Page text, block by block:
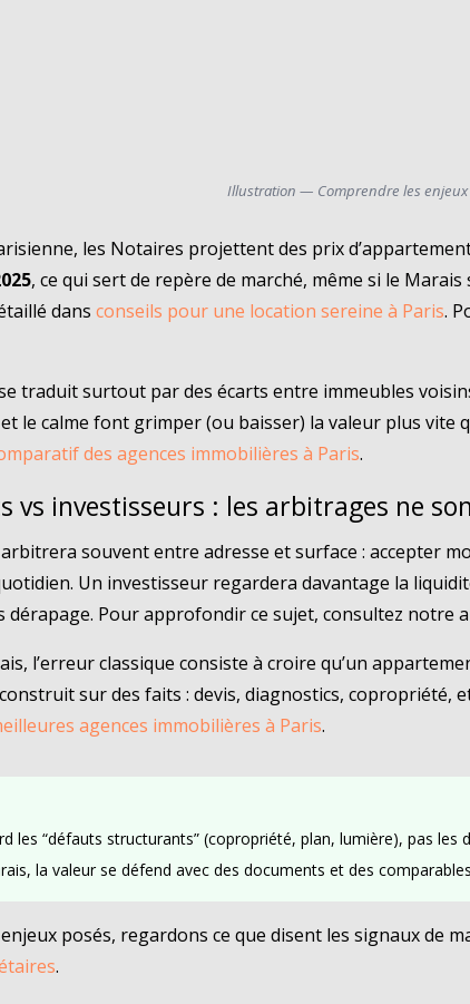
Illustration — Comprendre les
les Notaires projettent des prix
, ce qui sert de repère de marché, même si le
dansconseils pour une location sereine à Paris.
traduit surtout par des écarts entre immeubles
le calme font grimper (ou baisser) la valeur plus vite
des agences immobilières à Paris.
vs investisseurs : les arbitrages ne
souvent entre adresse et surface : accepter
Un investisseur regardera davantage la
dérapage. Pour approfondir ce sujet, consultez notre
l’erreur classique consiste à croire qu’un
sur des faits : devis, diagnostics, copropriété,
agences immobilières à Paris.
les “défauts structurants” (copropriété, plan, lumière), pas les
la valeur se défend avec des documents et des
posés, regardons ce que disent les signaux de
.